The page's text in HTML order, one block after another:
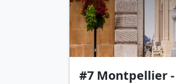
#7 Montpellier -